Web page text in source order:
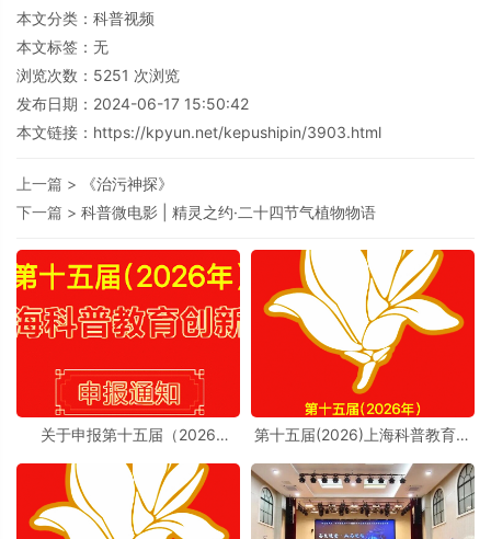
本文分类： 科普视频
本文标签：无
浏览次数： 5251 次浏览
发布日期：2024-06-17 15:50:42
本文链接： https://kpyun.net/kepushipin/3903.html
上一篇 >
《治污神探》
下一篇 > 科普微电影 | 精灵之约·二十四节气植物物语
关于申报第十五届（2026
知
第十五届(2026)上海科普教育创